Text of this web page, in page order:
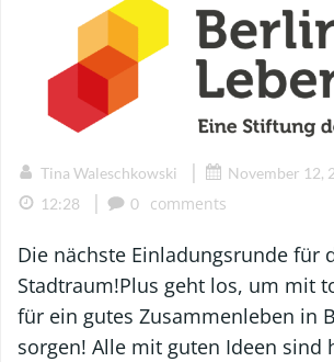
Tina Waleschkowski | November 12,
12:28 | 0 comments
Die nächste Einladungsrunde für
Stadtraum!Plus geht los, um mit
für ein gutes Zusammenleben in
sorgen! Alle mit guten Ideen sind